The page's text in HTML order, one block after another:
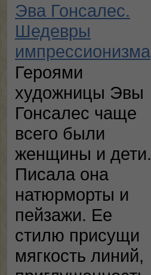
Эва Гонсалес.
Шедевры
импрессионизма
Героями
художницы Эвы
Гонсалес чаще
всего были
женщины и дети.
Писала она
натюрморты и
пейзажи. Ее
стилю присущи
мягкость линий,